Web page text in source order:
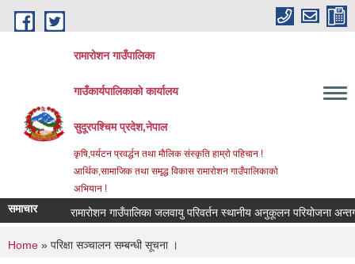
Skip to main content
रामारोशन गाउँपालिका
गाउँकार्यपालिकाकाे कार्यालय
सुदूरपश्चिम प्रदेश,नेपाल
कृषि,पर्यटन प्रवर्द्धन तथा माैलिक संस्कृति हाम्राे पहिचान !
आर्थिक,सामाजिक तथा समृद्ध विकास रामाराेशन गाउँपालिकाकाे
अभियान !
समाचार रामारोशन गाउँपालिका जलवायु परिवर्तन स्थानीय अनुकूलन परियोजना
You are here
Home » परिक्षा सञ्चालन सम्बन्धी सूचना ।